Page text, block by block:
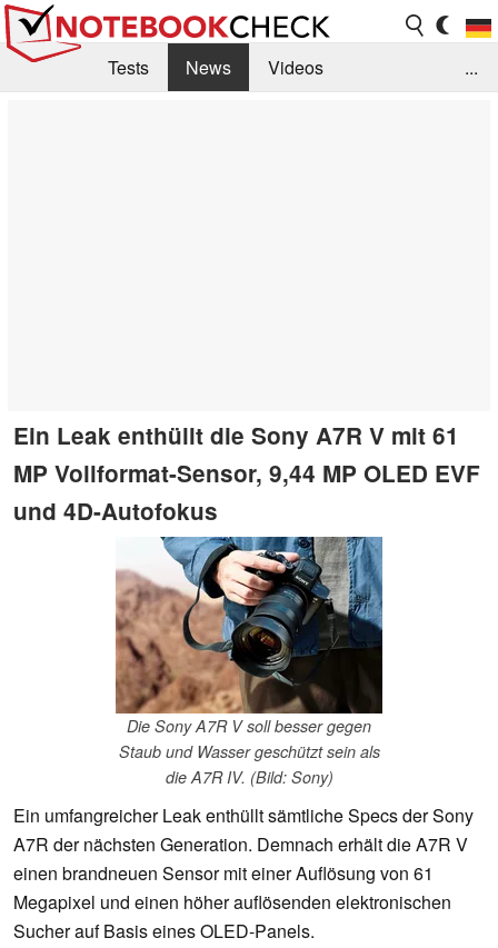
Tests News
Videos
...
Ein Leak enthüllt die Sony A7R V mit 61
MP Vollformat-Sensor, 9,44 MP OLED EVF
und 4D-Autofokus
Die Sony A7R V soll besser gegen
Staub und Wasser geschützt sein als
die A7R IV. (Bild: Sony)
Ein umfangreicher Leak enthüllt sämtliche Specs der Sony
A7R der nächsten Generation. Demnach erhält die A7R V
einen brandneuen Sensor mit einer Auflösung von 61
Megapixel und einen höher auflösenden elektronischen
Sucher auf Basis eines OLED-Panels.